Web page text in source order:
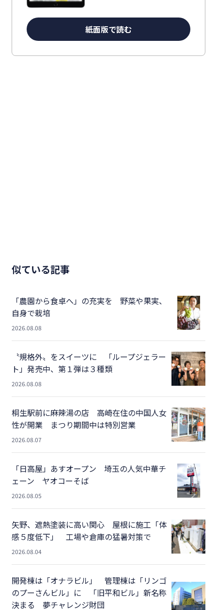
紙面版で読む
似ている記事
「農園から食卓へ」の充実を 野菜や果実、
自身で栽培
2026.08.08
〝規格外〟をスイーツに 「ループジェラー
ト」発売中、第１弾は３種類
2026.08.08
桐生駅前に麻辣湯の店 高崎在住の中国人女
性が開業 まつり期間中は特別営業
2026.08.07
「日高屋」あすオープン 埼玉の人気中華チ
ェーン ヤオコーそば
2026.08.05
矢野、遮熱塗装に高い関心 屋根に施工「体
感５度低下」 工場や倉庫の猛暑対策で
2026.08.04
開発棟は「オナラビル」 管理棟は「リンゴ
のプーさんビル」に 「旧平和ビル」新名称
決まる 夢チャレンジ財団